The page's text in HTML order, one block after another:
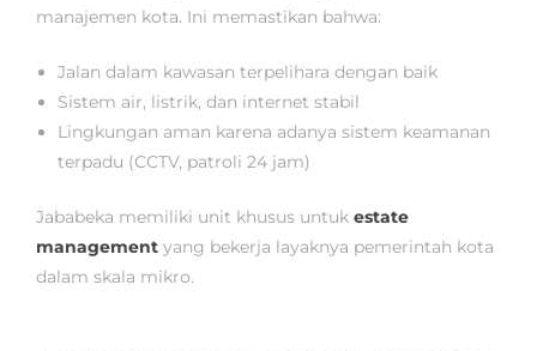
manajemen kota. Ini memastikan bahwa:
Jalan dalam kawasan terpelihara dengan baik
Sistem air, listrik, dan internet stabil
Lingkungan aman karena adanya sistem keamanan
terpadu (CCTV, patroli 24 jam)
Jababeka memiliki unit khusus untuk estate
management yang bekerja layaknya pemerintah kota
dalam skala mikro.